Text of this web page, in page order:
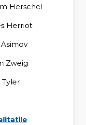
Herschel
Herriot
Zweig